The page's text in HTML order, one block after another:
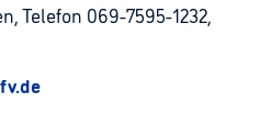
Telefon 069-7595-1232,